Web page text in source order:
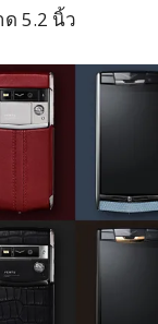
5.2 นิ้ว